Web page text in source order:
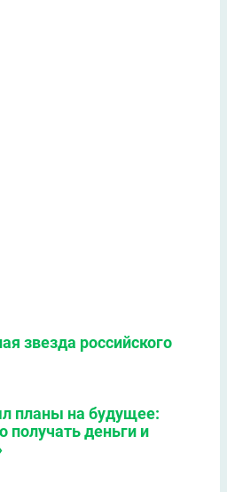
звезда российского
планы на будущее:
получать деньги и